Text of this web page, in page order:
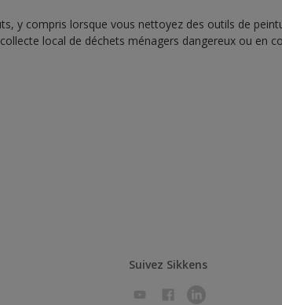
y compris lorsque vous nettoyez des outils de
local de déchets ménagers dangereux ou en
Suivez Sikkens